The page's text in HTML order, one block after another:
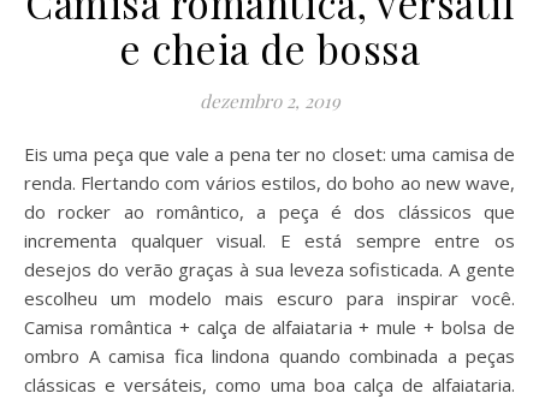
e cheia de bossa
dezembro 2, 2019
Eis uma peça que vale a pena ter no closet: uma camisa de
renda. Flertando com vários estilos, do boho ao new wave,
do rocker ao romântico, a peça é dos clássicos que
incrementa qualquer visual. E está sempre entre os
desejos do verão graças à sua leveza sofisticada. A gente
escolheu um modelo mais escuro para inspirar você.
Camisa romântica + calça de alfaiataria + mule + bolsa de
ombro A camisa fica lindona quando combinada a peças
clássicas e versáteis, como uma boa calça de alfaiataria.